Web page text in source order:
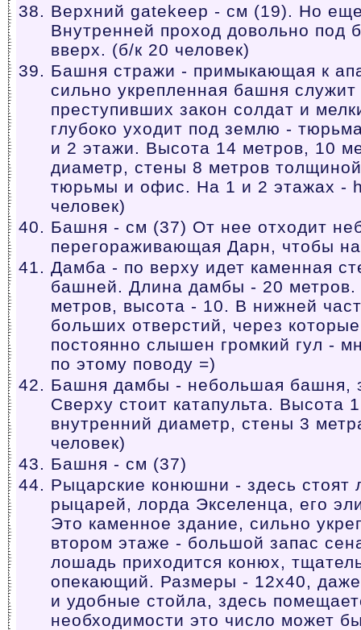
Верхний gatekeep - см (19). Но
Внутренней проход довольно под
вверх. (б/к 20 человек)
Башня стражи - примыкающая к
сильно укрепленная башня
преступивших закон солдат и
глубоко уходит под землю -
и 2 этажи. Высота 14 метров, 10
диаметр, стены 8 метров
тюрьмы и офис. На 1 и 2 этажах -
человек)
Башня - см (37) От нее отходит
перегораживающая Дарн, чтобы
Дамба - по верху идет каменная
башней. Длина дамбы - 20
метров, высота - 10. В нижней
больших отверстий, через
постоянно слышен громкий гул -
по этому поводу =)
Башня дамбы - небольшая башня,
Сверху стоит катапульта. Высота
внутренний диаметр, стены 3
человек)
Башня - см (37)
Рыцарские конюшни - здесь стоят
рыцарей, лорда Экселенца, его
Это каменное здание, сильно
втором этаже - большой запас
лошадь приходится конюх,
опекающий. Размеры - 12x40, даже
и удобные стойла, здесь
необходимости это число может